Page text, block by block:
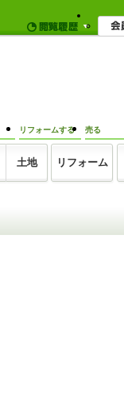
土地
リフォームする
リフォーム
売る